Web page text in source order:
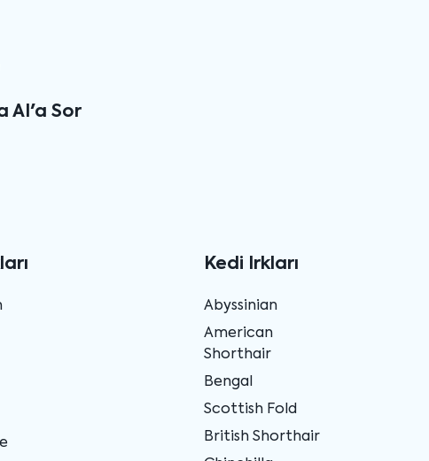
Kedi Irkları
Abyssinian
American
Shorthair
Bengal
Scottish Fold
British Shorthair
AI'a Sor